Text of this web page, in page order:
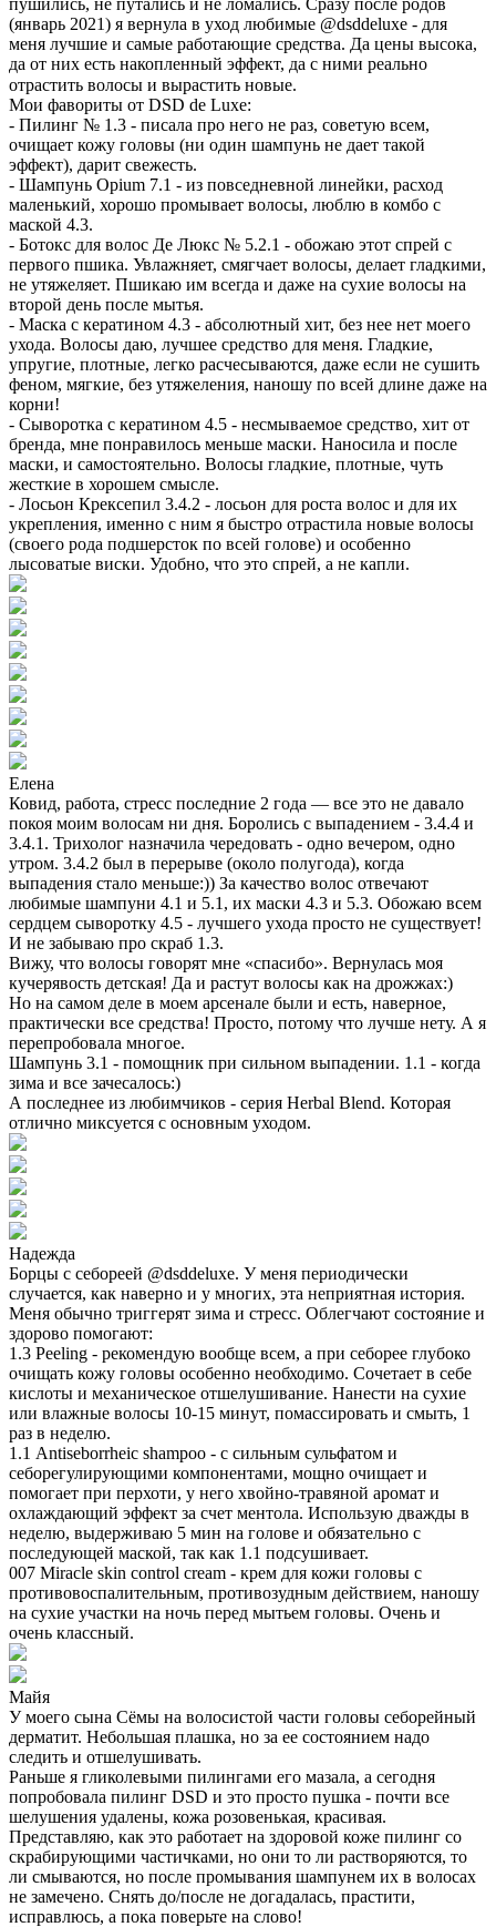
(январь 2021) я вернула в уход любимые @dsddeluxe - для
меня лучшие и самые работающие средства. Да цены высока,
да от них есть накопленный эффект, да с ними реально
отрастить волосы и вырастить новые.⠀
Мои фавориты от DSD de Luxe:
- Пилинг № 1.3 - писала про него не раз, советую всем,
очищает кожу головы (ни один шампунь не дает такой
эффект), дарит свежесть.
- Шампунь Opium 7.1 - из повседневной линейки, расход
маленький, хорошо промывает волосы, люблю в комбо с
маской 4.3.
- Ботокс для волос Де Люкс № 5.2.1 - обожаю этот спрей с
первого пшика. Увлажняет, смягчает волосы, делает гладкими,
не утяжеляет. Пшикаю им всегда и даже на сухие волосы на
второй день после мытья.
- Маска с кератином 4.3 - абсолютный хит, без нее нет моего
ухода. Волосы даю, лучшее средство для меня. Гладкие,
упругие, плотные, легко расчесываются, даже если не сушить
феном, мягкие, без утяжеления, наношу по всей длине даже на
корни!
- Сыворотка с кератином 4.5 - несмываемое средство, хит от
бренда, мне понравилось меньше маски. Наносила и после
маски, и самостоятельно. Волосы гладкие, плотные, чуть
жесткие в хорошем смысле.
- Лосьон Крексепил 3.4.2 - лосьон для роста волос и для их
укрепления, именно с ним я быстро отрастила новые волосы
(своего рода подшерсток по всей голове) и особенно
лысоватые виски. Удобно, что это спрей, а не капли.
Елена
Ковид, работа, стресс последние 2 года — все это не давало
покоя моим волосам ни дня. Боролись с выпадением - 3.4.4 и
3.4.1. Трихолог назначила чередовать - одно вечером, одно
утром. 3.4.2 был в перерыве (около полугода), когда
выпадения стало меньше:)) За качество волос отвечают
любимые шампуни 4.1 и 5.1, их маски 4.3 и 5.3. Обожаю всем
сердцем сыворотку 4.5 - лучшего ухода просто не существует!
И не забываю про скраб 1.3.
Вижу, что волосы говорят мне «спасибо». Вернулась моя
кучерявость детская! Да и растут волосы как на дрожжах:)
Но на самом деле в моем арсенале были и есть, наверное,
практически все средства! Просто, потому что лучше нету. А я
перепробовала многое.
Шампунь 3.1 - помощник при сильном выпадении. 1.1 - когда
зима и все зачесалось:)
А последнее из любимчиков - серия Herbal Blend. Которая
отлично миксуется с основным уходом.
Надежда
Борцы с себореей @dsddeluxe. У меня периодически
случается, как наверно и у многих, эта неприятная история.
Меня обычно триггерят зима и стресс. Облегчают состояние и
здорово помогают:
1.3 Peeling - рекомендую вообще всем, а при себорее глубоко
очищать кожу головы особенно необходимо. Сочетает в себе
кислоты и механическое отшелушивание. Нанести на сухие
или влажные волосы 10-15 минут, помассировать и смыть, 1
раз в неделю.
1.1 Antiseborrheic shampoo - с сильным сульфатом и
себорегулирующими компонентами, мощно очищает и
помогает при перхоти, у него хвойно-травяной аромат и
охлаждающий эффект за счет ментола. Использую дважды в
неделю, выдерживаю 5 мин на голове и обязательно с
последующей маской, так как 1.1 подсушивает.
007 Miracle skin control cream - крем для кожи головы с
противовоспалительным, противозудным действием, наношу
на сухие участки на ночь перед мытьем головы. Очень и
очень классный.
Майя
У моего сына Сёмы на волосистой части головы себорейный
дерматит. Небольшая плашка, но за ее состоянием надо
следить и отшелушивать.
Раньше я гликолевыми пилингами его мазала, а сегодня
попробовала пилинг DSD и это просто пушка - почти все
шелушения удалены, кожа розовенькая, красивая.
Представляю, как это работает на здоровой коже пилинг со
скрабирующими частичками, но они то ли растворяются, то
ли смываются, но после промывания шампунем их в волосах
не замечено. Снять до/после не догадалась, прастити,
исправлюсь, а пока поверьте на слово!